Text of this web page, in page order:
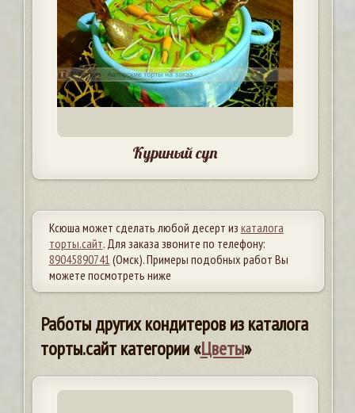
Куриный суп
Ксюша может сделать любой десерт из каталога
торты.сайт. Для заказа звоните по телефону:
89045890741 (Омск). Примеры подобных работ Вы
можете посмотреть ниже
Работы других кондитеров из каталога
торты.сайт категории «Цветы»